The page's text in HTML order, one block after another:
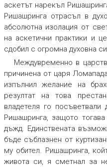
аскетът нарекъл
Ришашринга отрасъл в
абсолютна изолация от
на аскетични практики и
сдобил с огромна духовна
Междувременно в
причинена от царя
изпълнил желание на
резултат на това
владетеля го
Ришашринга, защото
дъжд. Единствената
бъде съблазнен от
му обител. Ришашринга,
живота си, я сметнал за